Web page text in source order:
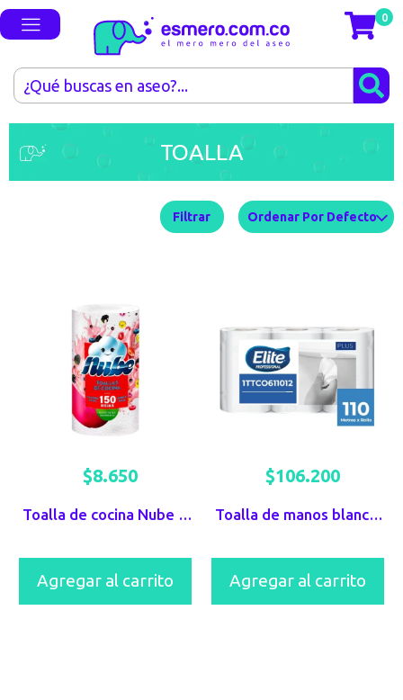
0
TOALLA
Filtrar
Toalla de cocina Nube x 150 unds
$8.650
Agregar al carrito
Toalla de manos blanca en rollo centeflow Elite x 110mts
$106.200
Agregar al carrito